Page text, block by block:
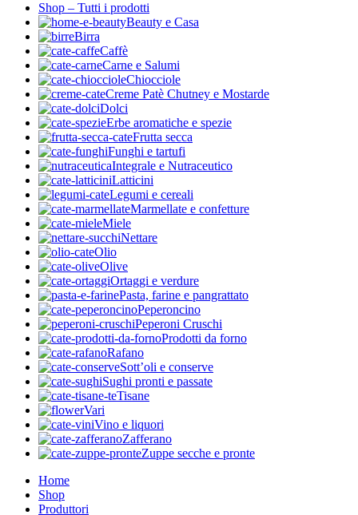
Shop – Tutti i prodotti
Beauty e Casa
Birra
Caffè
Carne e Salumi
Chiocciole
Creme Patè Chutney e Mostarde
Dolci
Erbe aromatiche e spezie
Frutta secca
Funghi e tartufi
Integrale e Nutraceutico
Latticini
Legumi e cereali
Marmellate e confetture
Miele
Nettare
Olio
Olive
Ortaggi e verdure
Pasta, farine e pangrattato
Peperoncino
Peperoni Cruschi
Prodotti da forno
Rafano
Sott’oli e conserve
Sughi pronti e passate
Tisane
Vari
Vino e liquori
Zafferano
Zuppe secche e pronte
Home
Shop
Produttori